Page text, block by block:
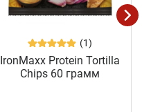
(1)
IronMaxx Protein Tortilla
Chips 60 грамм